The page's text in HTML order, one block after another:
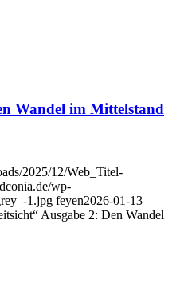
Wandel im Mittelstand
2025/12/Web_Titel-
wp-
1.jpg feyen2026-01-13
Ausgabe 2: Den Wandel